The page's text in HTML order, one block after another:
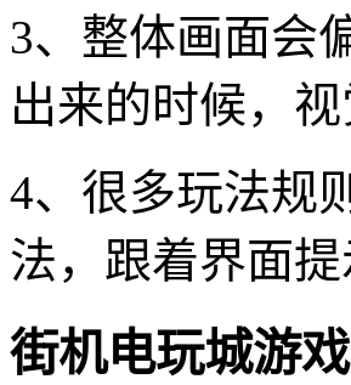
3、整体画面会
出来的时候，
4、很多玩法规
法，跟着界面
街机电玩城游